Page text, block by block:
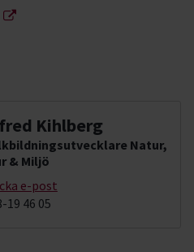
Kihlberg
Natur,
& Miljö
e-post
19 46 05